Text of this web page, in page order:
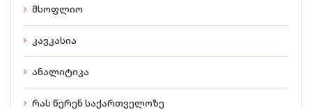
მსოფლიო
კავკასია
ანალიტიკა
რას წერენ საქართველოზე